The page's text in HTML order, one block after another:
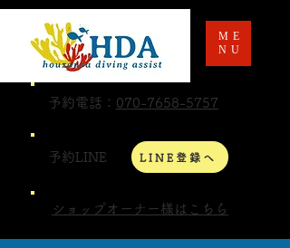
予約電話： 070-7658-5757
予約LINE LINE登録へ
ショップオーナー様はこちら
ME
NU